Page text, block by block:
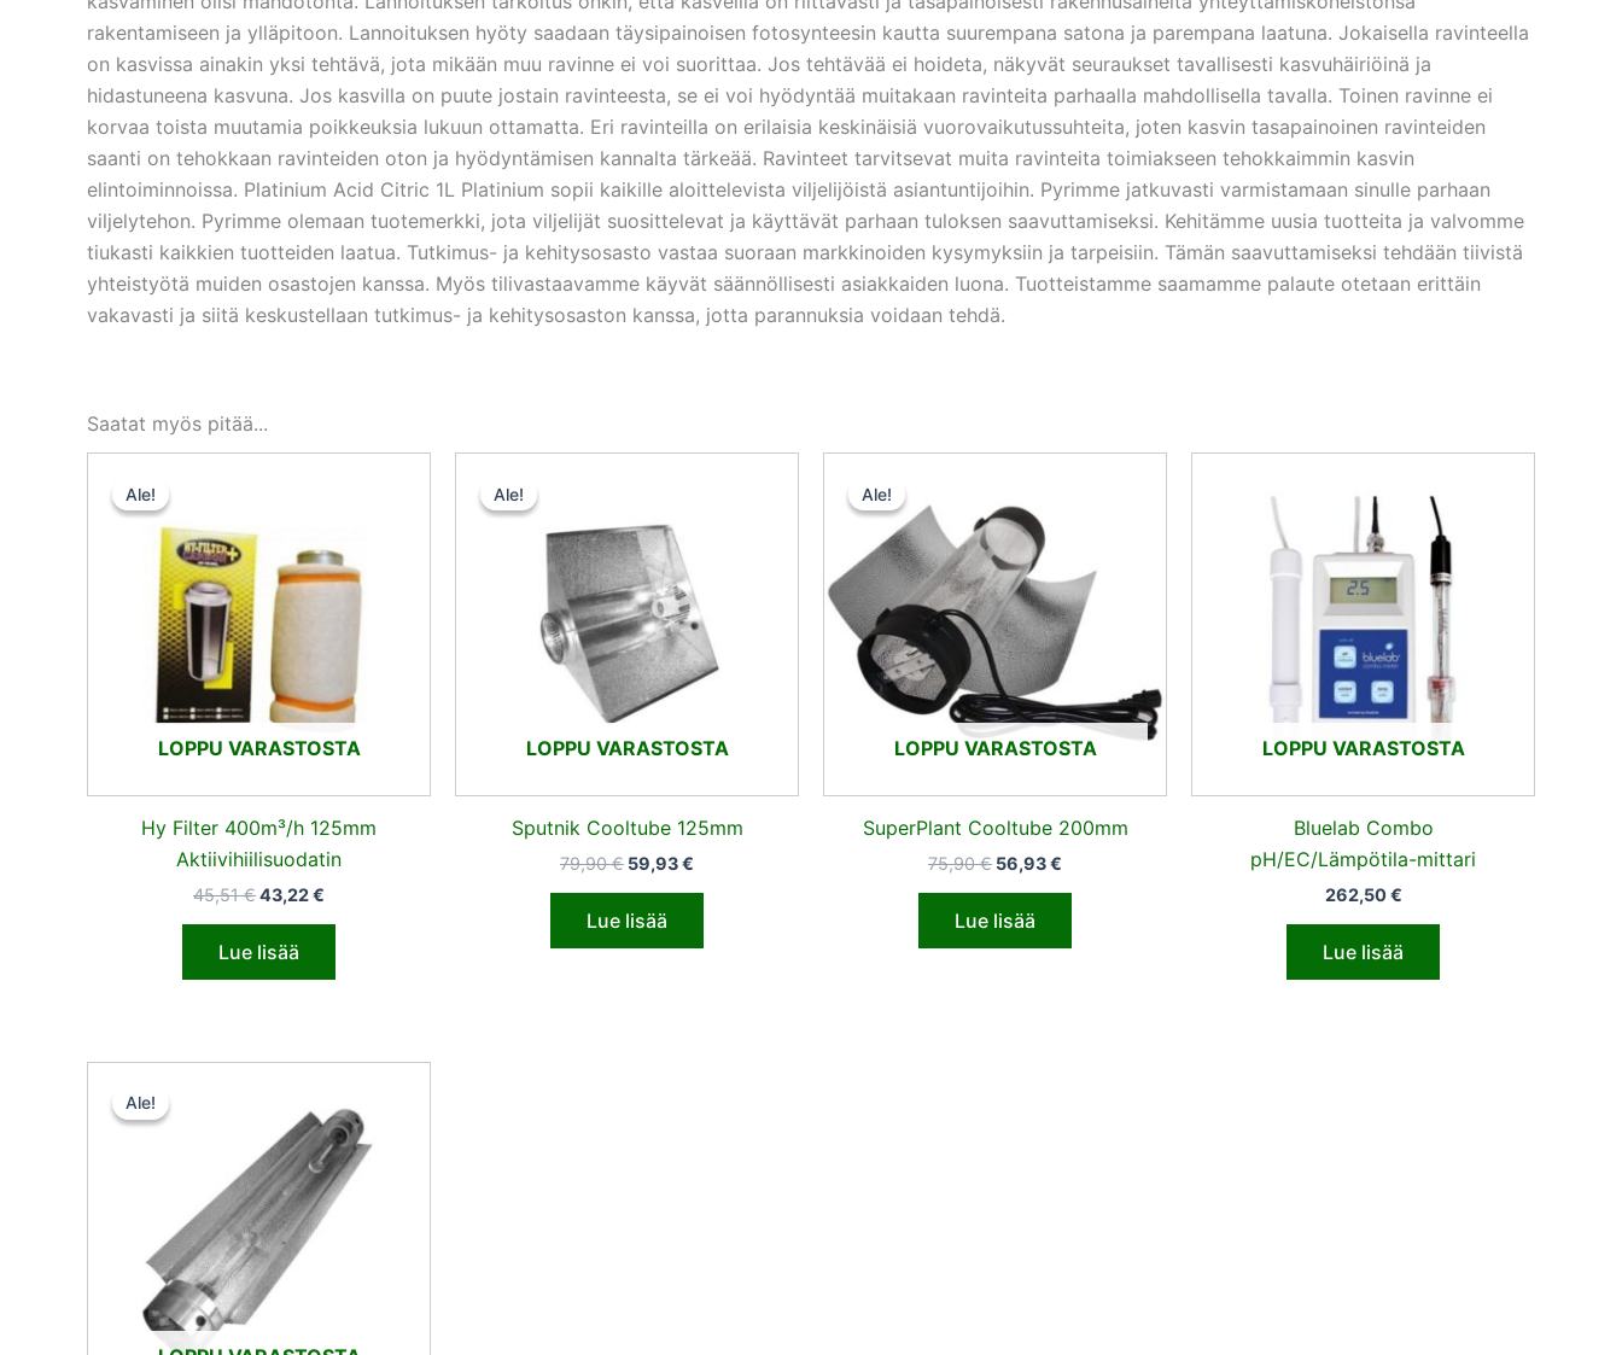
rakentamiseen ja ylläpitoon. Lannoituksen hyöty saadaan täysipainoisen fotosynteesin kautta suurempana satona ja parempana laatuna. Jokaisella ravinteella
on kasvissa ainakin yksi tehtävä, jota mikään muu ravinne ei voi suorittaa. Jos tehtävää ei hoideta, näkyvät seuraukset tavallisesti kasvuhäiriöinä ja
hidastuneena kasvuna. Jos kasvilla on puute jostain ravinteesta, se ei voi hyödyntää muitakaan ravinteita parhaalla mahdollisella tavalla. Toinen ravinne ei
korvaa toista muutamia poikkeuksia lukuun ottamatta. Eri ravinteilla on erilaisia keskinäisiä vuorovaikutussuhteita, joten kasvin tasapainoinen ravinteiden
saanti on tehokkaan ravinteiden oton ja hyödyntämisen kannalta tärkeää. Ravinteet tarvitsevat muita ravinteita toimiakseen tehokkaimmin kasvin
elintoiminnoissa. Platinium Acid Citric 1L Platinium sopii kaikille aloittelevista viljelijöistä asiantuntijoihin. Pyrimme jatkuvasti varmistamaan sinulle parhaan
viljelytehon. Pyrimme olemaan tuotemerkki, jota viljelijät suosittelevat ja käyttävät parhaan tuloksen saavuttamiseksi. Kehitämme uusia tuotteita ja valvomme
tiukasti kaikkien tuotteiden laatua. Tutkimus- ja kehitysosasto vastaa suoraan markkinoiden kysymyksiin ja tarpeisiin. Tämän saavuttamiseksi tehdään tiivistä
yhteistyötä muiden osastojen kanssa. Myös tilivastaavamme käyvät säännöllisesti asiakkaiden luona. Tuotteistamme saamamme palaute otetaan erittäin
vakavasti ja siitä keskustellaan tutkimus- ja kehitysosaston kanssa, jotta parannuksia voidaan tehdä.
Saatat myös pitää...
Ale!
LOPPU VARASTOSTA
Ale!
Hy Filter 400m³/h 125mm
Aktiivihiilisuodatin
45,51€43,22€
Lue lisää
Ale!
LOPPU VARASTOSTA
Ale!
Sputnik Cooltube 125mm
79,90€
79,90 €.
59,93€
Lue lisää
Ale!
LOPPU VARASTOSTA
Ale!
SuperPlant Cooltube 200mm
75,90€
oli:
75,90 €.
56,93€
Lue lisää
LOPPU VARASTOSTA
Bluelab Combo
pH/EC/Lämpötila-mittari
262,50€
Lue lisää
Ale!
Ale!
60,00 €.
on:
45,00 €.